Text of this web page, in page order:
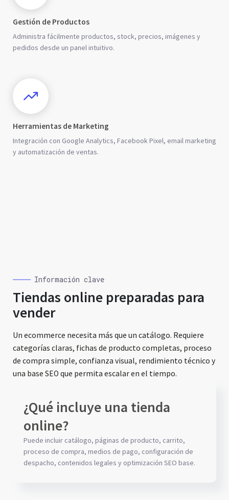
Gestión de Productos
Administra fácilmente productos, stock, precios, imágenes y
pedidos desde un panel intuitivo.
Herramientas de Marketing
Integración con Google Analytics, Facebook Pixel, email marketing
y automatización de ventas.
Información clave
Tiendas online preparadas para
vender
Un ecommerce necesita más que un catálogo. Requiere
categorías claras, fichas de producto completas, proceso
de compra simple, confianza visual, rendimiento técnico y
una base SEO que permita escalar en el tiempo.
¿Qué incluye una tienda
online?
Puede incluir catálogo, páginas de producto, carrito,
proceso de compra, medios de pago, configuración de
despacho, contenidos legales y optimización SEO base.